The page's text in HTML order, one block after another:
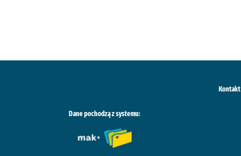
Kontakt
Dane pochodzą z systemu: